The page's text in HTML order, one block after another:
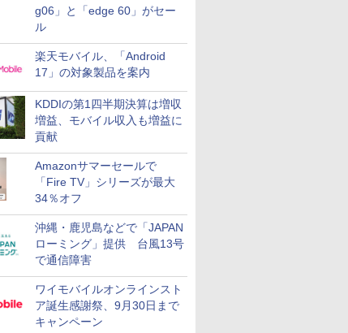
g06」と「edge 60」がセー
ル
楽天モバイル、「Android
17」の対象製品を案内
KDDIの第1四半期決算は増収
増益、モバイル収入も増益に
貢献
Amazonサマーセールで
「Fire TV」シリーズが最大
34％オフ
沖縄・鹿児島などで「JAPAN
ローミング」提供 台風13号
で通信障害
ワイモバイルオンラインスト
ア誕生感謝祭、9月30日まで
キャンペーン